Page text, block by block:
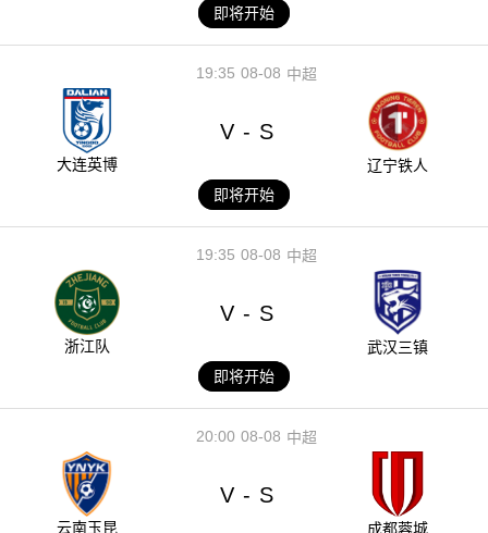
即将开始
08-08
19:35 中超
大连英博
V - S
辽宁铁人
即将开始
08-08
19:35 中超
浙江队
V - S
武汉三镇
即将开始
08-08
20:00 中超
云南玉昆
V - S
成都蓉城